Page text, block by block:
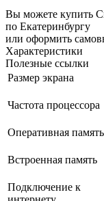
Вы можете купить
по Екатеринбургу
или оформить
Характеристики
Полезные ссылки
Размер экрана
Частота процессора
Оперативная память
Встроенная память
Подключение к